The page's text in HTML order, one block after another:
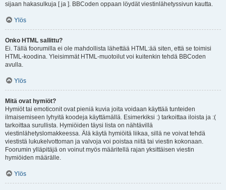
sijaan hakasulkuja [ ja ]. BBCoden oppaan löydät viestinlähetyssivun kautta.
Ylös
Onko HTML sallittu?
Ei. Tällä foorumilla ei ole mahdollista lähettää HTML:ää siten, että se toimisi
HTML-koodina. Yleisimmät HTML-muotoilut voi kuitenkin tehdä BBCoden
avulla.
Ylös
Mitä ovat hymiöt?
Hymiöt tai emoticonit ovat pieniä kuvia joita voidaan käyttää tunteiden
ilmaisemiseen lyhyitä koodeja käyttämällä. Esimerkiksi :) tarkoittaa iloista ja :(
tarkoittaa surullista. Hymiöiden täysi lista on nähtävillä
viestinlähetyslomakkeessa. Älä käytä hymiöitä liikaa, sillä ne voivat tehdä
viestistä lukukelvottoman ja valvoja voi poistaa niitä tai viestin kokonaan.
Foorumin ylläpitäjä on voinut myös määritellä rajan yksittäisen viestin
hymiöiden määrälle.
Ylös